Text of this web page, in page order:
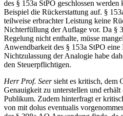
des § 153a StPO geschlossen
Beispiel die Rückerstattung auf. §
teilweise erbrachter Leistung keine
Nichterfüllung der Auflage vor. Da §
Regelung nicht enthalte, müsse
Anwendbarkeit des § 153a StPO
Nichtzulassung der Analogie habe
den Steuerpflichtigen.
Herr Prof. Seersieht es kritisch, dem
Genauigkeit zu unterstellen und
Publikum. Zudem hinterfragt er
von mit dolus eventualis